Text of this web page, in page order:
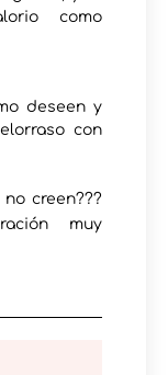
como
deseen y
con
creen???
muy